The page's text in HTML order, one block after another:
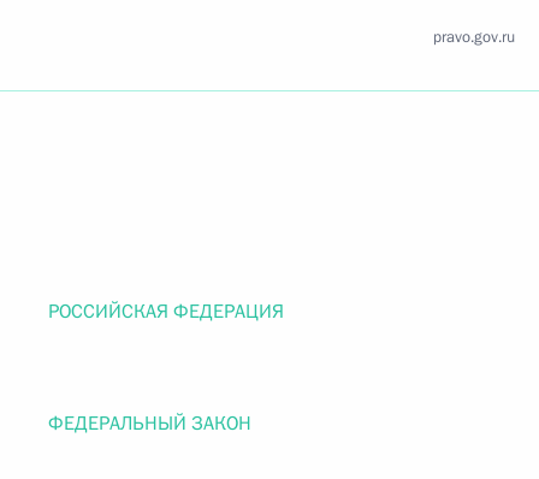
pravo.gov.ru
РОССИЙСКАЯ ФЕДЕРАЦИЯ
ФЕДЕРАЛЬНЫЙ ЗАКОН